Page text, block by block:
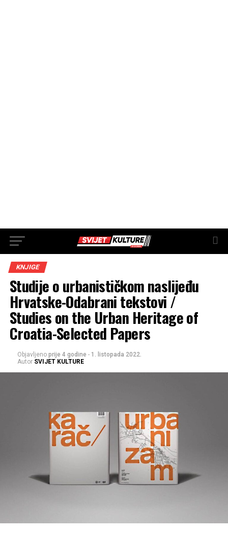
KNJIGE
Studije o urbanističkom naslijeđu
Hrvatske-Odabrani tekstovi /
Studies on the Urban Heritage of
Croatia-Selected Papers
Objavljeno prije 4 godine - 1. listopada 2022.
Autor SVIJET KULTURE